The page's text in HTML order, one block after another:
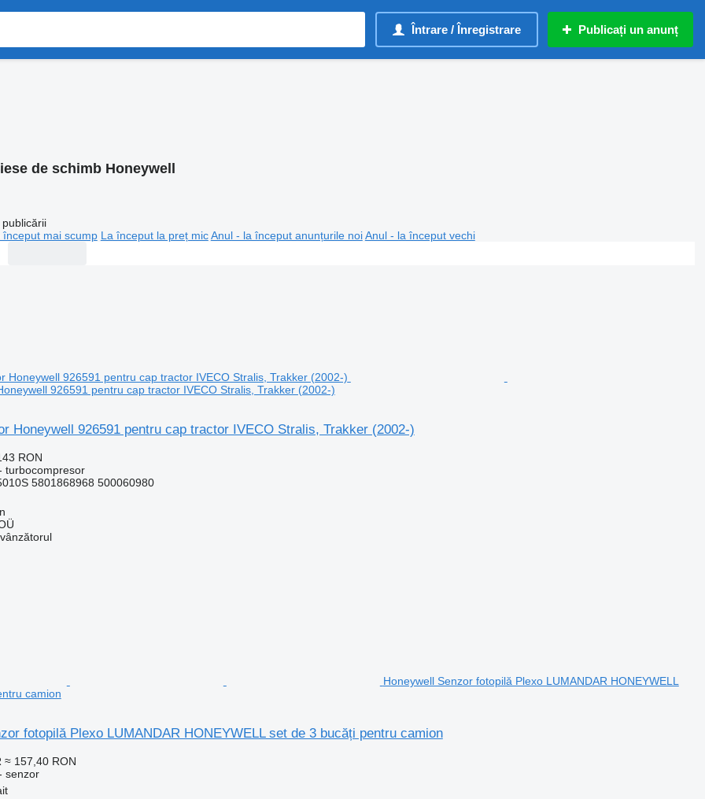
Întrare / Înregistrare Publicați un anunț
de schimb Honeywell
publicării
început mai scump La început la preț mic Anul - la început anunțurile noi Anul - la început vechi
926591 pentru cap tractor IVECO Stralis, Trakker (2002-)
Honeywell 926591 pentru cap tractor IVECO Stralis, Trakker (2002-)
RON
turbocompresor
5801868968 500060980
Honeywell Senzor fotopilă Plexo LUMANDAR HONEYWELL
camion
fotopilă Plexo LUMANDAR HONEYWELL set de 3 bucăți pentru camion
≈ 157,40 RON
senzor